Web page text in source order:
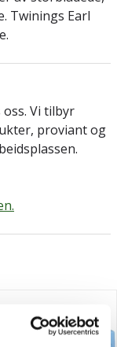
Twinings Earl
Vi tilbyr
proviant og